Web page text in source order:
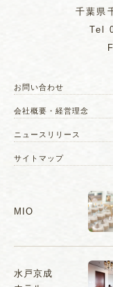
千葉県
Tel
お問い合わせ
会社概要・経営理念
ニュースリリース
サイトマップ
MIO
水戸京成